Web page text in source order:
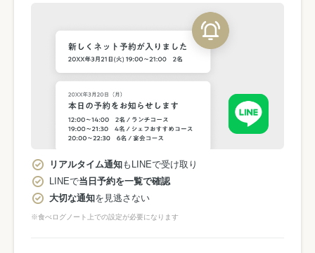
リアルタイム通知もLINEで受け取り
LINEで当日予約を一覧で確認
大切な通知を見逃さない
※食べログノート上での設定が必要になります